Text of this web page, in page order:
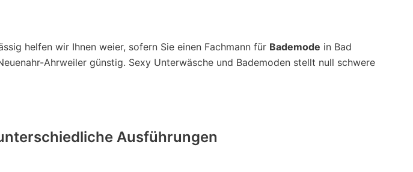
helfen wir Ihnen weier, sofern Sie einen Fachmann für Bademode in Bad
Ahrweiler günstig. Sexy Unterwäsche und Bademoden stellt null schwere
Ausführungen